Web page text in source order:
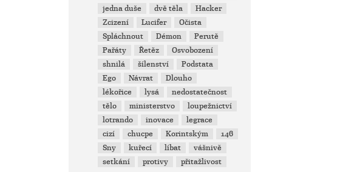
jedna duše
dvě těla
Hacker
Zcizení
Lucifer
Očista
Spláchnout
Démon
Perutě
Pařáty
Řetěz
Osvobození
shnilá
šílenství
Podstata
Ego
Návrat
Dlouho
lékořice
lysá
nedostatečnost
tělo
ministerstvo
loupežnictví
lotrando
inovace
legrace
cizí
chucpe Korintským
146
Sny
kuřecí líbat
vášnivě
setkání
protivy přitažlivost